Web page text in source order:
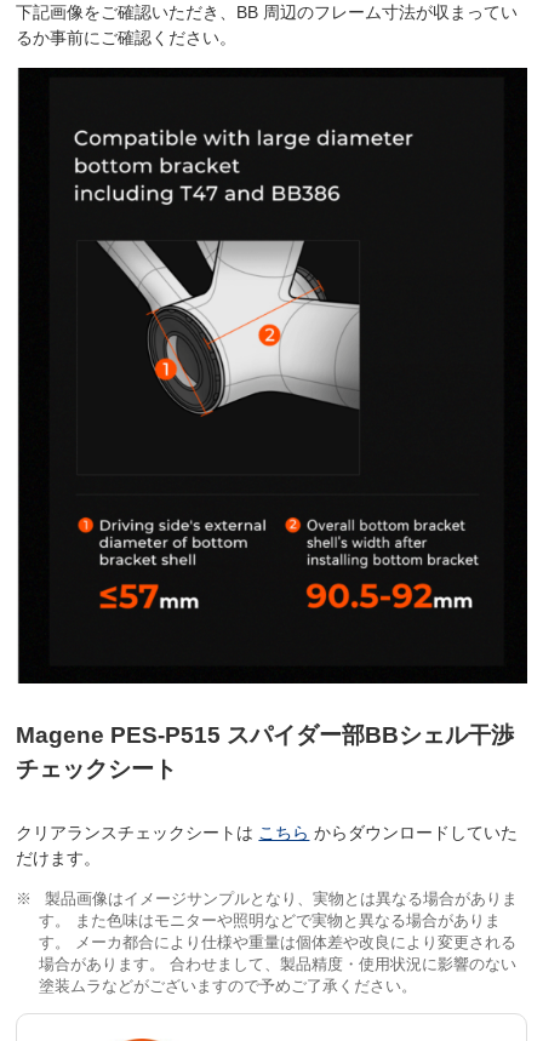
下記画像をご確認いただき、BB 周辺のフレーム寸法が収まってい
るか事前にご確認ください。
Magene PES-P515 スパイダー部BBシェル干渉
チェックシート
クリアランスチェックシートは こちら からダウンロードしていた
だけます。
製品画像はイメージサンプルとなり、実物とは異なる場合がありま
す。 また色味はモニターや照明などで実物と異なる場合がありま
す。 メーカ都合により仕様や重量は個体差や改良により変更される
場合があります。 合わせまして、製品精度・使用状況に影響のない
塗装ムラなどがございますので予めご了承ください。